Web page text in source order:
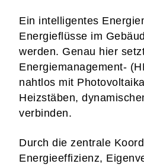
Ein intelligentes
Energieflüsse im
werden. Genau hier
Energiemanagement-
nahtlos mit
Heizstäben,
verbinden.
Durch die zentrale
Energieeffizienz,